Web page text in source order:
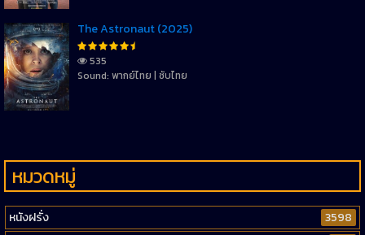
The Astronaut (2025)
535
Sound: พากย์ไทย | ซับไทย
หมวดหมู่
หนังฝรั่ง
3598